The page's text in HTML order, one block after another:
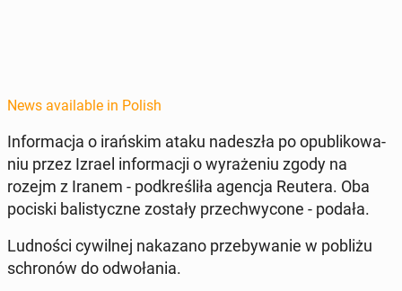
News available in Polish
In­for­ma­c­ja o irańskim ataku nadeszła po op­ub­likowa­
niu przez Izrael in­for­ma­cji o wyraże­niu zgody na
rozejm z Iranem - pod­kreśliła agencja Reutera. Oba
pociski bal­isty­czne zostały przech­wycone - podała.
Lud­noś­ci cy­wilnej nakazano prze­by­wanie w pobliżu
schronów do odwoła­nia.